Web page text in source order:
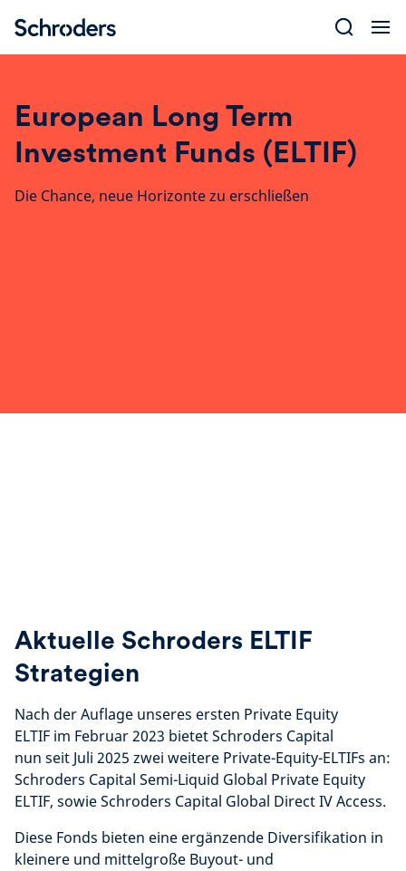
content
European Long Term
Investment Funds (ELTIF)
Die Chance, neue Horizonte zu erschließen
Aktuelle Schroders ELTIF
Strategien
Nach der Auflage unseres ersten Private Equity
ELTIF im Februar 2023 bietet Schroders Capital
nun seit Juli 2025 zwei weitere Private-Equity-ELTIFs an:
Schroders Capital Semi-Liquid Global Private Equity
ELTIF, sowie Schroders Capital Global Direct IV Access.
Diese Fonds bieten eine ergänzende Diversifikation in
kleinere und mittelgroße Buyout- und